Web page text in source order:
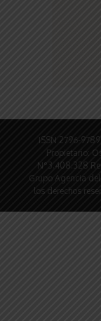
ISSN 2796-
Propietario:
N°3.408.328
Grupo Agencia
los derechos